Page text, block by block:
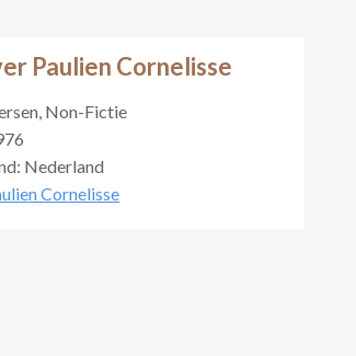
Paulien Cornelisse
Non-Fictie
Nederland
Cornelisse